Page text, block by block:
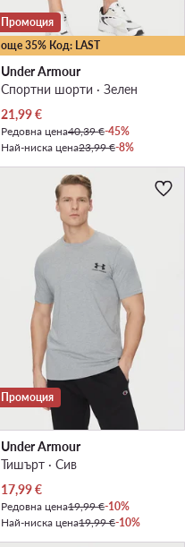
още 35% Код: LAST
Промоция
Under Armour
Спортни шорти · Зелен
Актуална цена
21,99€
Редовна цена40,39 €-45%
Най-ниска цена23,99 €-8%
Промоция
Under Armour
Тишърт · Сив
Актуална цена
17,99€
Редовна цена19,99 €-10%
Най-ниска цена19,99 €-10%